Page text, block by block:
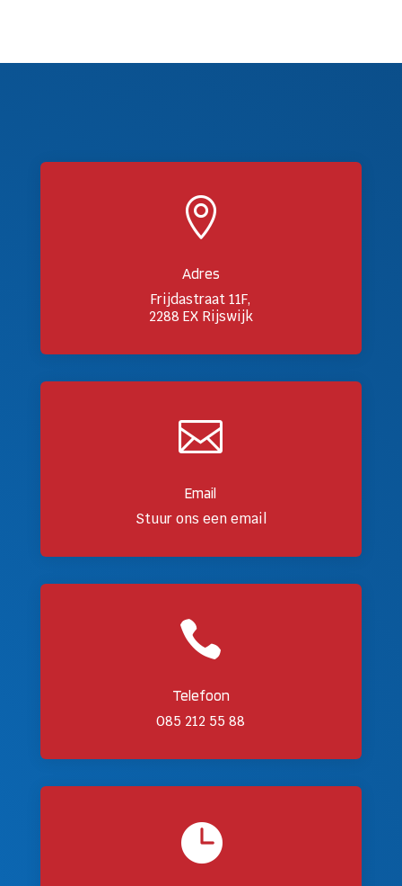

Adres
Frijdastraat 11F,
2288 EX Rijswijk

Email
Stuur ons een email

Telefoon
085 212 55 88
